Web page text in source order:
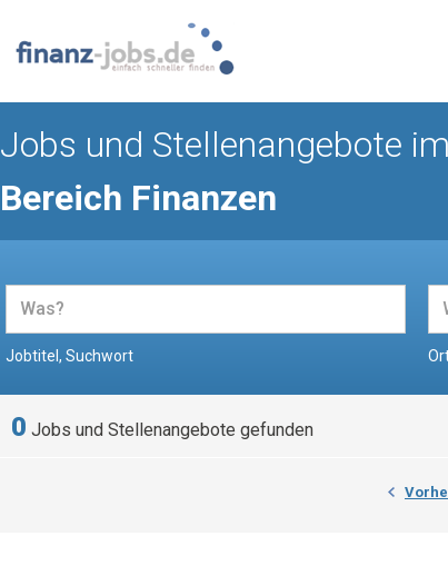
Jobs und Stellenangebote im
Bereich Finanzen
Jobtitel, Suchwort
0 Jobs und Stellenangebote gefunden